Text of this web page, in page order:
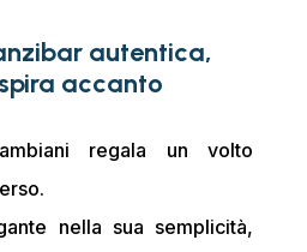
autentica,
accanto
regala un volto
nella sua semplicità,